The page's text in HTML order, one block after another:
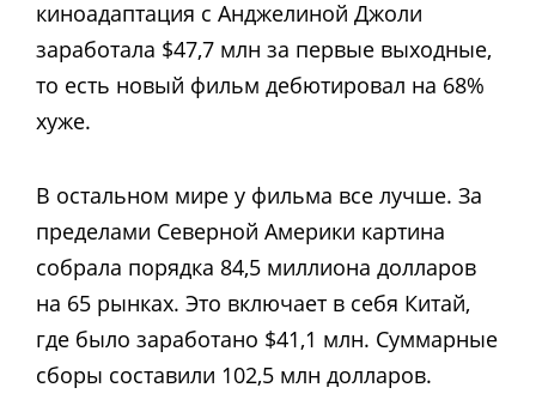
киноадаптация с Анджелиной Джоли
заработала $47,7 млн за первые выходные,
то есть новый фильм дебютировал на 68%
хуже.
В остальном мире у фильма все лучше. За
пределами Северной Америки картина
собрала порядка 84,5 миллиона долларов
на 65 рынках. Это включает в себя Китай,
где было заработано $41,1 млн. Суммарные
сборы составили 102,5 млн долларов.